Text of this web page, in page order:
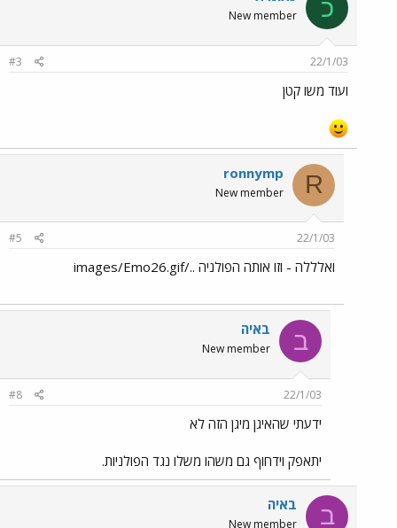
כ New member
22/1/03
#3
ועוד משו קטן
R
ronnymp
New member
22/1/03
#5
ואלללה - וזו אותה הפולניה ../images/Emo26.gif
ב באיה
New member
22/1/03
#8
ידעתי שהאיגן מיגן הזה לא
יתאפק וידחוף גם משהו משלו נגד הפולניות.
ב באיה
New member